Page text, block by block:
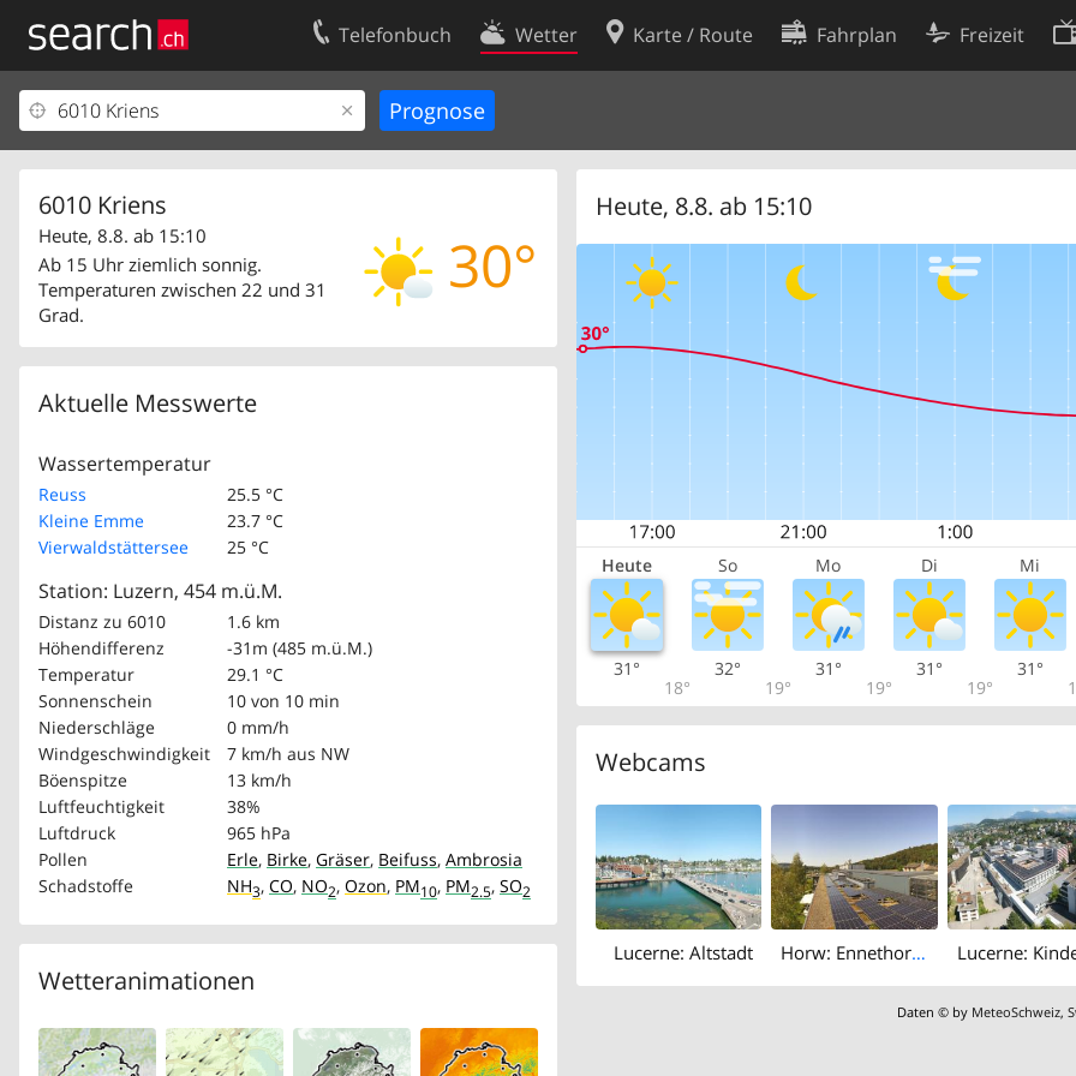
Telefonbuch Wetter Karte / Route Fahrplan Freizeit
6010 Kriens
30°
Heute, 8.8. ab 15:10
Ab 15 Uhr ziemlich sonnig.
Temperaturen zwischen 22 und 31
Grad.
Aktuelle Messwerte
Wassertemperatur
Reuss
25.5 °C
Kleine Emme
23.7 °C
Vierwaldstättersee
25 °C
Station: Luzern, 454 m.ü.M.
Distanz zu 6010
1.6 km
Höhendifferenz
-31m (485 m.ü.M.)
Temperatur
29.1 °C
Sonnenschein
10 von 10 min
Niederschläge
0 mm/h
Windgeschwindigkeit
7 km/h aus NW
Böenspitze
13 km/h
Luftfeuchtigkeit
38%
Luftdruck
965 hPa
Pollen
Erle, Birke, Gräser, Beifuss, Ambrosia
Schadstoffe
NH3, CO, NO2, Ozon, PM10, PM2.5, SO2
Wetteranimationen
Heute, 8.8. ab 15:10
Heute So Mo Di Mi
31°
18°
32°
19°
31°
19°
31°
19°
31°
Webcams
Lucerne: Altstadt Horw: Ennethorw: Kirchfeld Public
Daten © by MeteoSchweiz,
Ihr Eintrag
Kundencenter Geschäftskunden
Kontakt
Nutzungsbedingungen
Cookie-Einstellungen